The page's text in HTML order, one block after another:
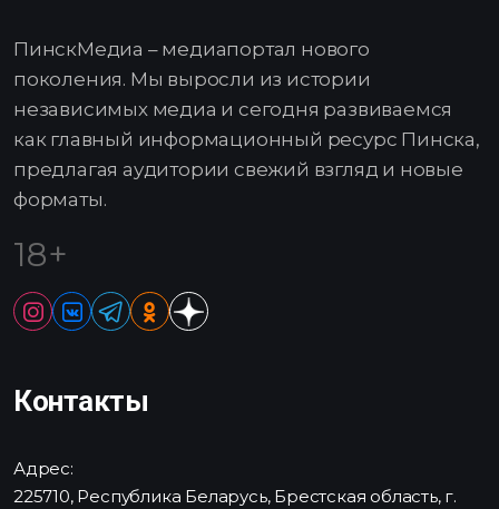
ПинскМедиа – медиапортал нового
поколения. Мы выросли из истории
независимых медиа и сегодня развиваемся
как главный информационный ресурс Пинска,
предлагая аудитории свежий взгляд и новые
форматы.
18+
Контакты
Адрес:
225710, Республика Беларусь, Брестская область, г.